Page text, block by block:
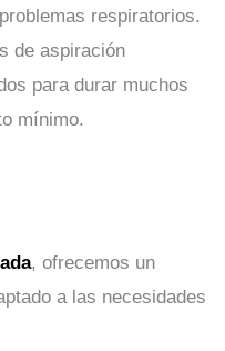
respiratorios.
de aspiración
para durar muchos
mínimo.
, ofrecemos un
a las necesidades